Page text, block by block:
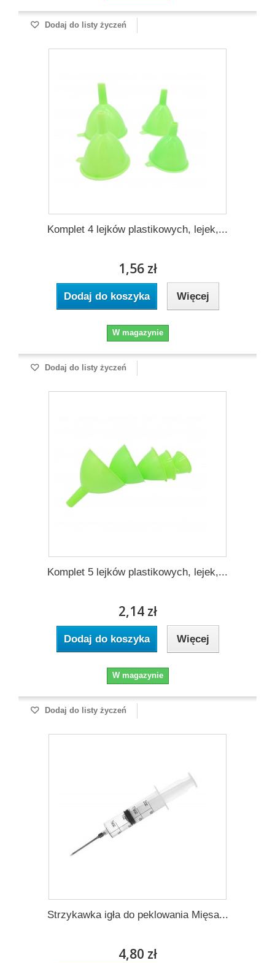
Dodaj do listy życzeń
Komplet 4 lejków plastikowych, lejek,...
1,56 zł
Dodaj do koszyka Więcej
W magazynie
Dodaj do listy życzeń
Komplet 5 lejków plastikowych, lejek,...
2,14 zł
Dodaj do koszyka Więcej
W magazynie
Dodaj do listy życzeń
Strzykawka igła do peklowania Mięsa...
4,80 zł